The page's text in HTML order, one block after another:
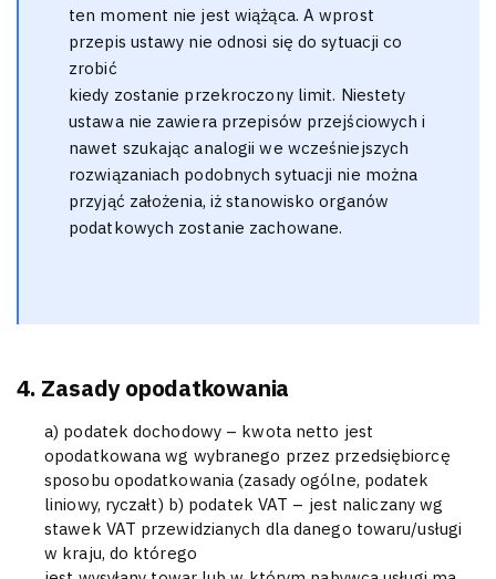
ten moment nie jest wiążąca. A wprost
przepis ustawy nie odnosi się do sytuacji co
zrobić
kiedy zostanie przekroczony limit. Niestety
ustawa nie zawiera przepisów przejściowych i
nawet szukając analogii we wcześniejszych
rozwiązaniach podobnych sytuacji nie można
przyjąć założenia, iż stanowisko organów
podatkowych zostanie zachowane.
4. Zasady opodatkowania
a) podatek dochodowy – kwota netto jest
opodatkowana wg wybranego przez przedsiębiorcę
sposobu opodatkowania (zasady ogólne, podatek
liniowy, ryczałt) b) podatek VAT – jest naliczany wg
stawek VAT przewidzianych dla danego towaru/usługi
w kraju, do którego